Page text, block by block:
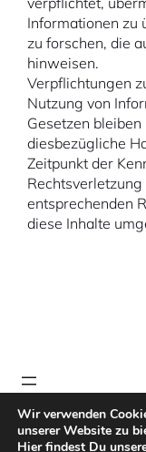
Informationen zu
zu forschen, die
hinweisen.
Verpflichtungen
Nutzung von
Gesetzen
diesbezügliche
Zeitpunkt der
entsprechenden
diese Inhalte
© 2026 bam-
Wir verwenden
unserer Website zu
Hier findest Du